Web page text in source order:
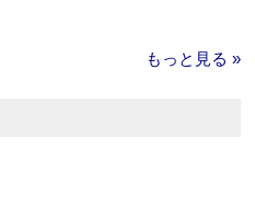
もっと見る »